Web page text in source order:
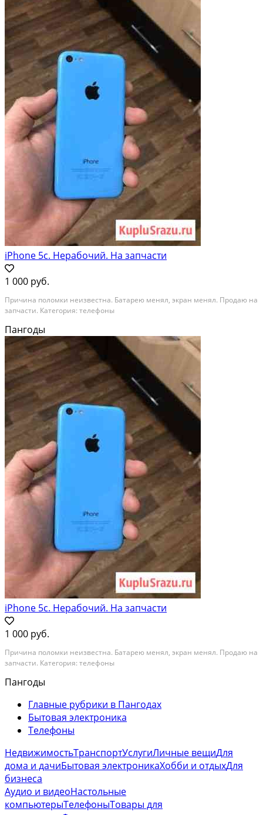
iPhone 5c. Нерабочий. На запчасти
1 000 руб.
Причина поломки неизвестна. Батарею менял, экран менял. Продаю на
запчасти. Категория: телефоны
Пангоды
iPhone 5c. Нерабочий. На запчасти
1 000 руб.
Причина поломки неизвестна. Батарею менял, экран менял. Продаю на
запчасти. Категория: телефоны
Пангоды
Главные рубрики в Пангодах
Бытовая электроника
Телефоны
НедвижимостьТранспортУслугиЛичные вещиДля
дома и дачиБытовая электроникаХобби и отдыхДля
бизнеса
Аудио и видеоНастольные
компьютерыТелефоныТовары для